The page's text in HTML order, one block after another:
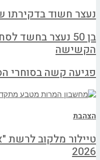
נעצר חשוד בדקירתו של
בן 50 נעצר בחשד
הקשישה
פגיעה קשה בסוחרי
הצהבת
טיילור מלקוב לרשת
2026